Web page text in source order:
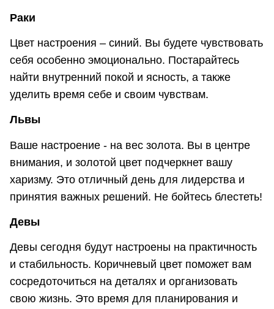
Раки
Цвет настроения – синий. Вы будете чувствовать
себя особенно эмоционально. Постарайтесь
найти внутренний покой и ясность, а также
уделить время себе и своим чувствам.
Львы
Ваше настроение - на вес золота. Вы в центре
внимания, и золотой цвет подчеркнет вашу
харизму. Это отличный день для лидерства и
принятия важных решений. Не бойтесь блестеть!
Девы
Девы сегодня будут настроены на практичность
и стабильность. Коричневый цвет поможет вам
сосредоточиться на деталях и организовать
свою жизнь. Это время для планирования и